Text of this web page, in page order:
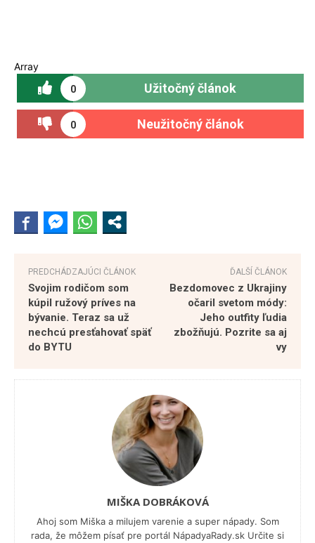
Array
0 Užitočný článok
0 Neužitočný článok
PREDCHÁDZAJÚCI ČLÁNOK
Svojim rodičom som
kúpil ružový príves na
bývanie. Teraz sa už
nechcú presťahovať späť
do BYTU
ĎALŠÍ ČLÁNOK
Bezdomovec z Ukrajiny
očaril svetom módy:
Jeho outfity ľudia
zbožňujú. Pozrite sa aj
vy
MIŠKA DOBRÁKOVÁ
Ahoj som Miška a milujem varenie a super nápady. Som
rada, že môžem písať pre portál NápadyaRady.sk Určite si